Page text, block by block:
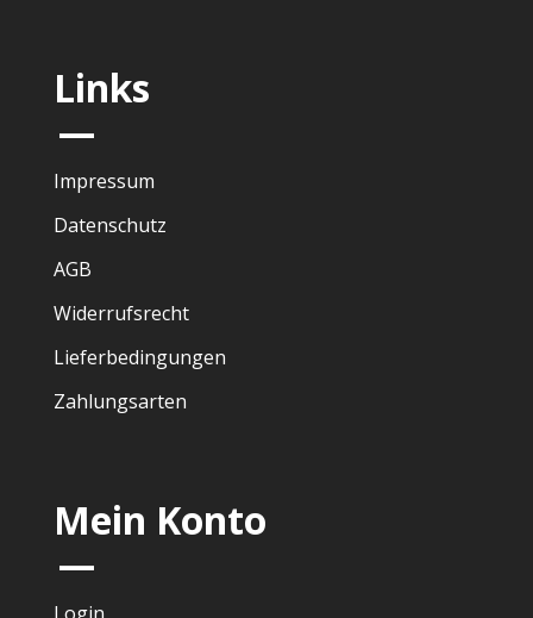
Links
—
Impressum
Datenschutz
AGB
Widerrufsrecht
Lieferbedingungen
Zahlungsarten
Mein Konto
—